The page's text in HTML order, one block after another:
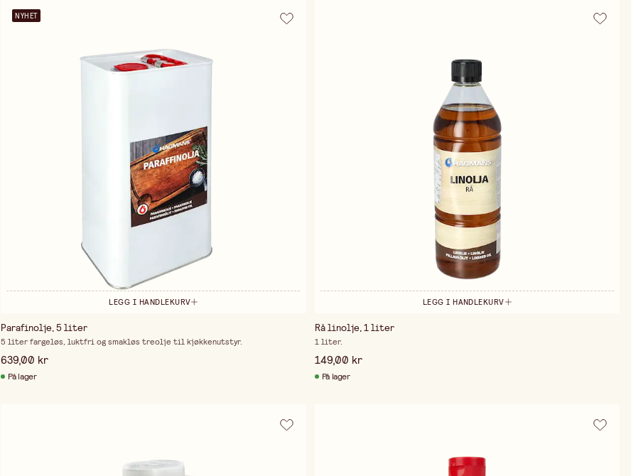
NYHET
LEGG I HANDLEKURV
Parafinolje, 5 liter
5 liter fargeløs, luktfri og smakløs treolje til kjøkkenutstyr.
639,00 kr
På lager
LEGG I HANDLEKURV
Rå linolje, 1 liter
1 liter.
149,00 kr
På lager